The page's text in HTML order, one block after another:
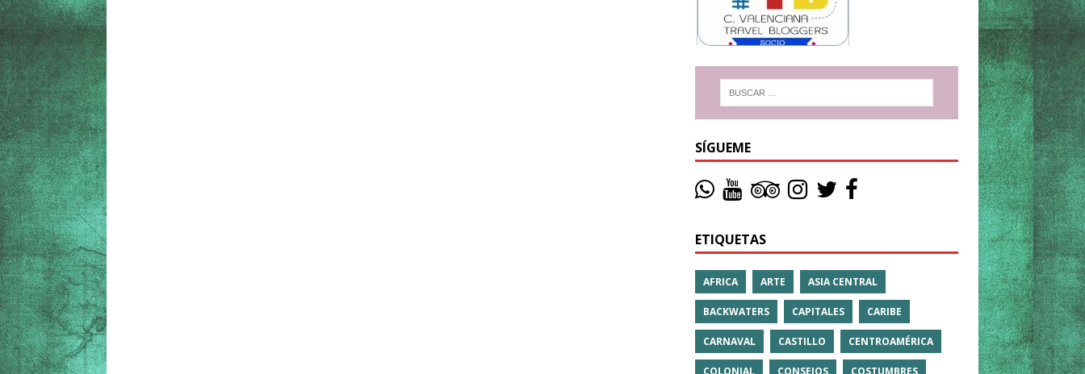
SÍGUEME
ETIQUETAS
AFRICA ARTE ASIA CENTRAL
BACKWATERS CAPITALES CARIBE
CARNAVAL CASTILLO CENTROAMÉRICA
COLONIAL CONSEJOS COSTUMBRES